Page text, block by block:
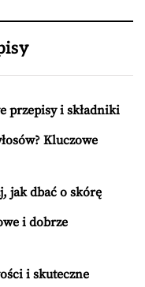
przepisy i składniki
Kluczowe
jak dbać o skórę
i dobrze
i skuteczne